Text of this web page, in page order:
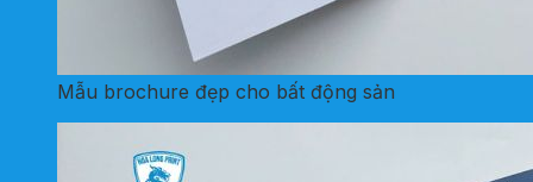
Mẫu brochure đẹp cho bất động sản